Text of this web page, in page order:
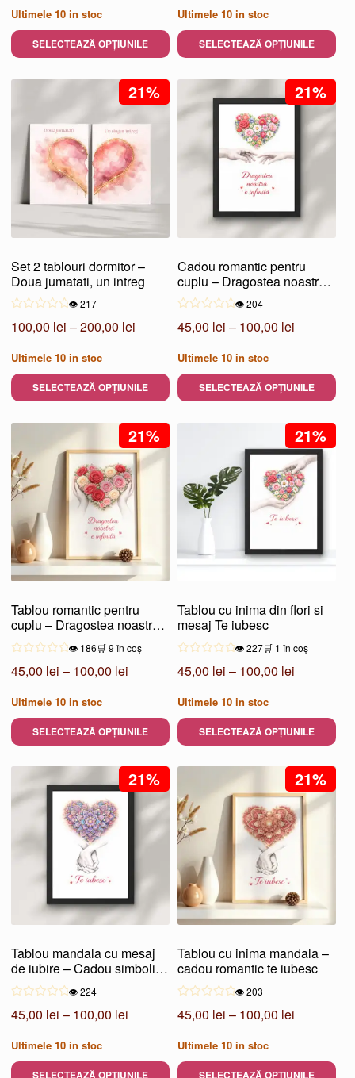
100,00 lei
până
la
200,00 lei
Ultimele 10 in stoc
SELECTEAZĂ OPȚIUNILE
mai
multe
variații.
Opțiunile
pot
fi
în
pagina
produsului.
100,00
până
la
200,00
Ultimele 10 in stoc
SELECTEAZĂ OPȚIUNILE
are
multe
variații.
Opțiunile
în
pagina
produsului.
21%
Set 2 tablouri dormitor –
Doua jumatati, un intreg
👁️ 217
100,00 lei –200,00 lei
100,00 lei
până
la
200,00 lei
Ultimele 10 in stoc
SELECTEAZĂ OPȚIUNILE
are
mai
multe
variații.
Opțiunile
pot
fi
în
pagina
produsului.
21%
Cadou romantic pentru
cuplu – Dragostea noastră e
infinită
👁️ 204
45,00 lei – 100,00 lei
45,00 lei
până
la
100,00 lei
Ultimele 10 in stoc
SELECTEAZĂ OPȚIUNILE
multe
variații.
pot
fi
în
pagina
produsului.
21%
Tablou romantic pentru
cuplu – Dragostea noastră e
infinită
👁️ 186🛒 9 în coș
45,00 lei – 100,00 lei
45,00 lei
până
la
100,00 lei
Ultimele 10 in stoc
SELECTEAZĂ OPȚIUNILE
are
multe
variații.
Opțiunile
în
pagina
produsului.
21%
Tablou cu inima din flori si
mesaj Te iubesc
👁️ 227🛒 1 în coș
45,00 lei – 100,00 lei
45,00 lei
până
la
100,00 lei
Ultimele 10 in stoc
SELECTEAZĂ OPȚIUNILE
are
mai
multe
variații.
Opțiunile
pot
fi
în
pagina
produsului.
21%
Tablou mandala cu mesaj
de iubire – Cadou simbolic
pentru cuplu👁️ 224
45,00 lei – 100,00 lei
45,00 lei
Ultimele 10 in stoc
SELECTEAZĂ OPȚIUNILE
21%
Tablou cu inima mandala –
cadou romantic te iubesc
👁️ 203
45,00 lei – 100,00 lei
45,00 lei
Ultimele 10 in stoc
SELECTEAZĂ OPȚIUNILE